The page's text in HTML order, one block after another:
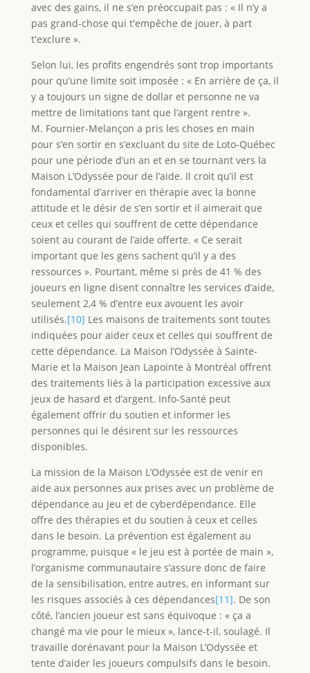
avec des gains, il ne s’en préoccupait pas : « Il n’y a
pas grand-chose qui t'empêche de jouer, à part
t'exclure ».
Selon lui, les profits engendrés sont trop importants
pour qu’une limite soit imposée : « En arrière de ça, il
y a toujours un signe de dollar et personne ne va
mettre de limitations tant que l’argent rentre ».
M. Fournier-Melançon a pris les choses en main
pour s’en sortir en s’excluant du site de Loto-Québec
pour une période d’un an et en se tournant vers la
Maison L’Odyssée pour de l’aide. Il croit qu’il est
fondamental d’arriver en thérapie avec la bonne
attitude et le désir de s’en sortir et il aimerait que
ceux et celles qui souffrent de cette dépendance
soient au courant de l’aide offerte. « Ce serait
important que les gens sachent qu’il y a des
ressources ». Pourtant, même si près de 41 % des
joueurs en ligne disent connaître les services d’aide,
seulement 2,4 % d’entre eux avouent les avoir
utilisés.[10] Les maisons de traitements sont toutes
indiquées pour aider ceux et celles qui souffrent de
cette dépendance. La Maison l’Odyssée à Sainte-
Marie et la Maison Jean Lapointe à Montréal offrent
des traitements liés à la participation excessive aux
jeux de hasard et d’argent. Info-Santé peut
également offrir du soutien et informer les
personnes qui le désirent sur les ressources
disponibles.
La mission de la Maison L’Odyssée est de venir en
aide aux personnes aux prises avec un problème de
dépendance au jeu et de cyberdépendance. Elle
offre des thérapies et du soutien à ceux et celles
dans le besoin. La prévention est également au
programme, puisque « le jeu est à portée de main »,
l’organisme communautaire s’assure donc de faire
de la sensibilisation, entre autres, en informant sur
les risques associés à ces dépendances[11]. De son
côté, l’ancien joueur est sans équivoque : « ça a
changé ma vie pour le mieux », lance-t-il, soulagé. Il
travaille dorénavant pour la Maison L’Odyssée et
tente d’aider les joueurs compulsifs dans le besoin.